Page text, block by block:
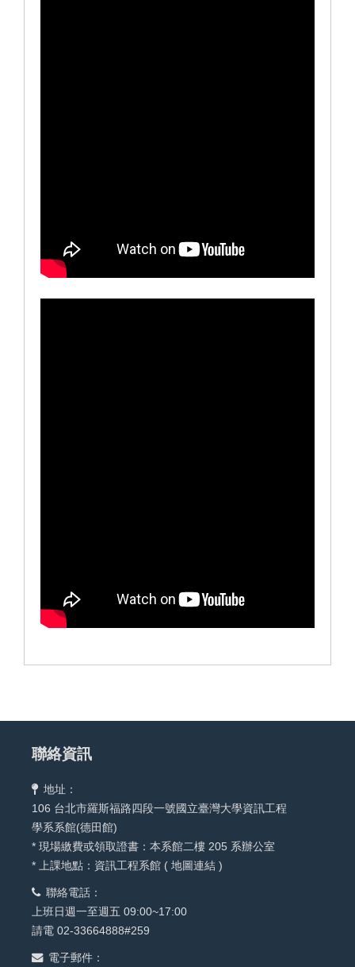
聯絡資訊
地址：
106 台北市羅斯福路四段一號國立臺灣大學資訊工程
學系系館(德田館)
* 現場繳費或領取證書：本系館二樓 205 系辦公室
* 上課地點：資訊工程系館 ( 地圖連結 )
聯絡電話：
上班日週一至週五 09:00~17:00
請電 02-33664888#259
電子郵件：